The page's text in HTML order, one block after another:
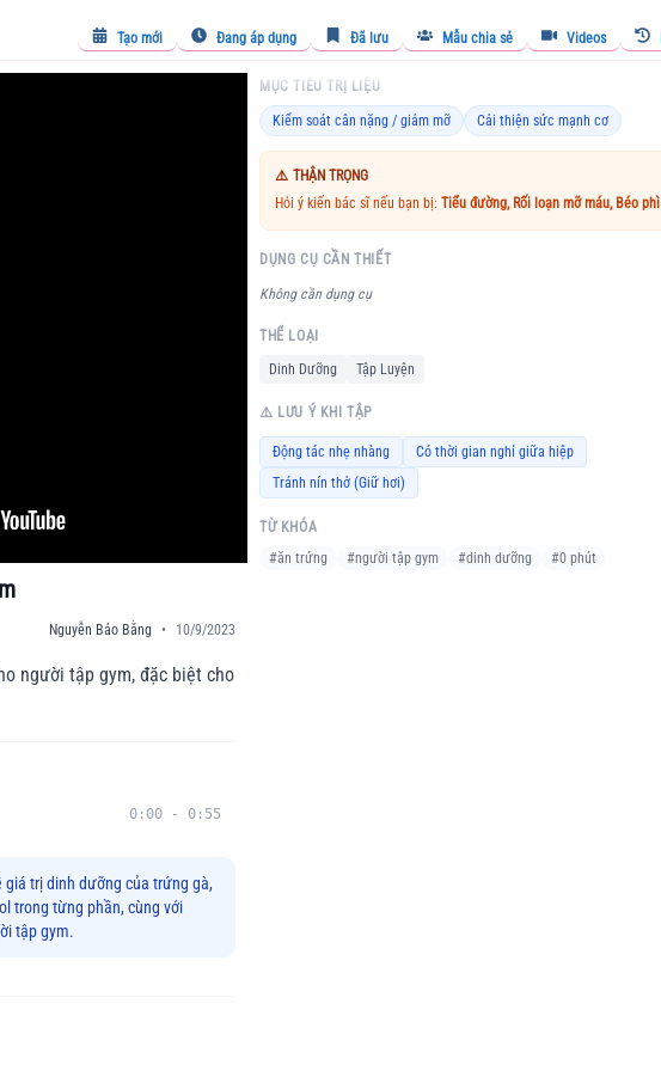
Tạo mới Đang áp dụng Đã lưu Mẫu chia sẻ Videos
Nguyễn Bảo Bằng • 10/9/2023
người tập gym, đặc biệt cho
0:00 - 0:55
giá trị dinh dưỡng của trứng gà,
trong từng phần, cùng với
tập gym.
MỤC TIÊU TRỊ LIỆU
Kiểm soát cân nặng / giảm mỡ Cải thiện sức mạnh cơ
⚠️ THẬN TRỌNG
Hỏi ý kiến bác sĩ nếu bạn bị: Tiểu đường, Rối loạn mỡ máu, Béo phì
DỤNG CỤ CẦN THIẾT
Không cần dụng cụ
THỂ LOẠI
Dinh Dưỡng
Tập Luyện
⚠️ LƯU Ý KHI TẬP
Động tác nhẹ nhàng
Có thời gian nghỉ giữa hiệp
Tránh nín thở (Giữ hơi)
TỪ KHÓA
#ăn trứng #người tập gym #dinh dưỡng #0 phút